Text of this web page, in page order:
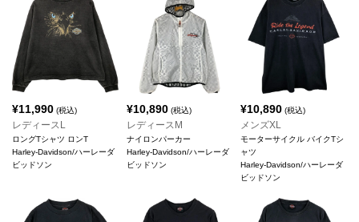
¥11,990 (税込)
レディースL
ロングTシャツ ロンT
Harley-Davidson/ハーレーダ
ビッドソン
¥10,890(税込)
レディースM
ナイロンパーカー
Harley-Davidson/ハーレーダ
ビッドソン
¥10,890 (税込)
メンズXL
モーターサイクル バイクTシ
ャツ
Harley-Davidson/ハーレーダ
ビッドソン